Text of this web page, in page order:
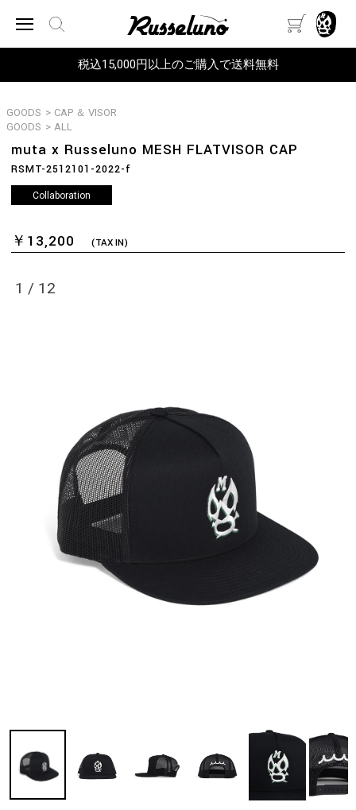
税込15,000円以上のご購入で送料無料
GOODS > CAP ＆ VISOR
GOODS > ALL
muta x Russeluno MESH FLATVISOR CAP
RSMT-2512101-2022-f
Collaboration
￥13,200 (TAX IN)
1 / 12